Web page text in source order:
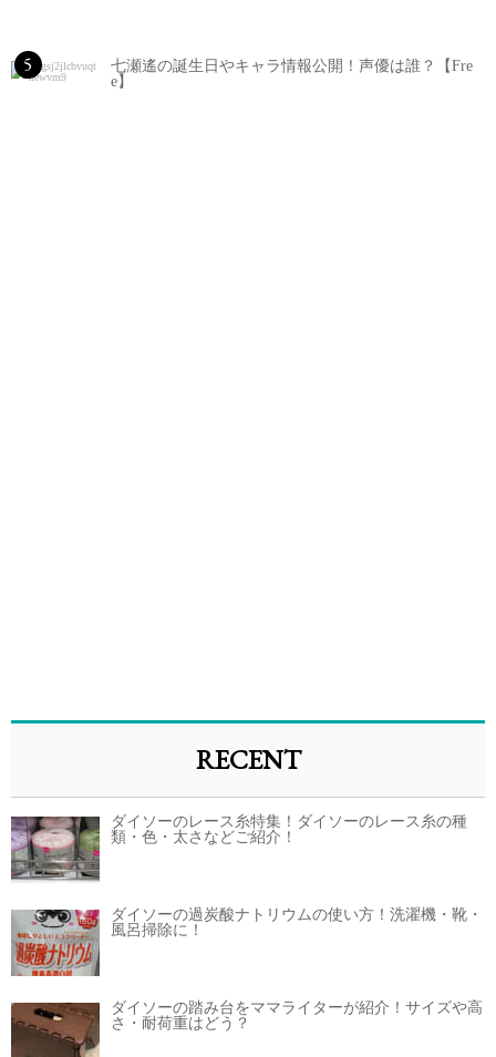
5
七瀬遙の誕生日やキャラ情報公開！声優は誰？【Fre
e】
RECENT
ダイソーのレース糸特集！ダイソーのレース糸の種
類・色・太さなどご紹介！
ダイソーの過炭酸ナトリウムの使い方！洗濯機・靴・
風呂掃除に！
ダイソーの踏み台をママライターが紹介！サイズや高
さ・耐荷重はどう？